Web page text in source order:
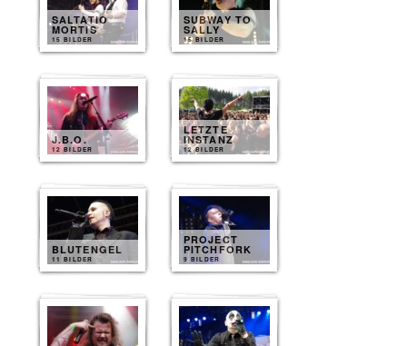
SALTATIO
MORTIS
15 BILDER
SUBWAY TO
SALLY
15 BILDER
J.B.O.
12 BILDER
LETZTE
INSTANZ
12 BILDER
BLUTENGEL
11 BILDER
PROJECT
PITCHFORK
9 BILDER